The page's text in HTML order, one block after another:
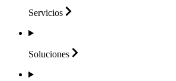
Servicios
Soluciones